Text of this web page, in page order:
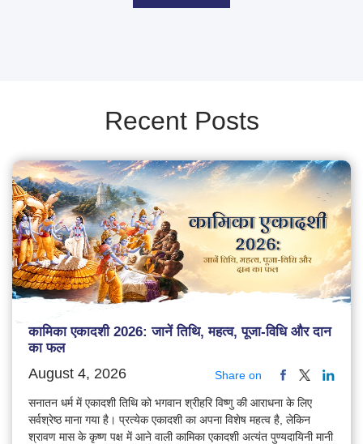
Recent Posts
कामिका एकादशी 2026: जानें तिथि, महत्व, पूजा-विधि और दान
का फल
August 4, 2026 Share on
सनातन धर्म में एकादशी तिथि को भगवान श्रीहरि विष्णु की आराधना के लिए
सर्वश्रेष्ठ माना गया है। प्रत्येक एकादशी का अपना विशेष महत्व है, लेकिन
श्रावण मास के कृष्ण पक्ष में आने वाली कामिका एकादशी अत्यंत पुण्यदायिनी मानी